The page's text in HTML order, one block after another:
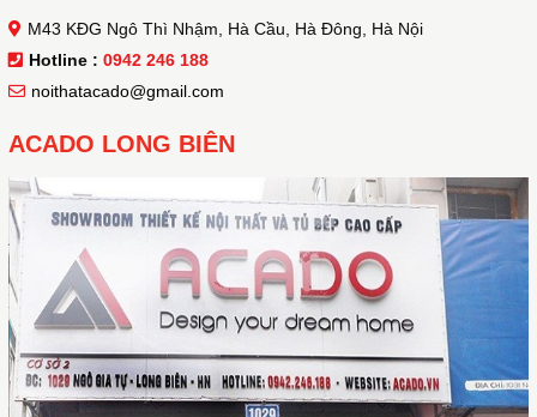
M43 KĐG Ngô Thì Nhậm, Hà Cầu, Hà Đông, Hà Nội
Hotline : 0942 246 188
noithatacado@gmail.com
ACADO LONG BIÊN